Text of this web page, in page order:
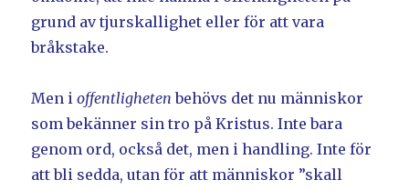
grund av tjurskallighet eller för att vara
bråkstake.
Men ioffentlighetenbehövs det nu människor
som bekänner sin tro på Kristus. Inte bara
genom ord, också det, men i handling. Inte för
att bli sedda, utan för att människor ”skall